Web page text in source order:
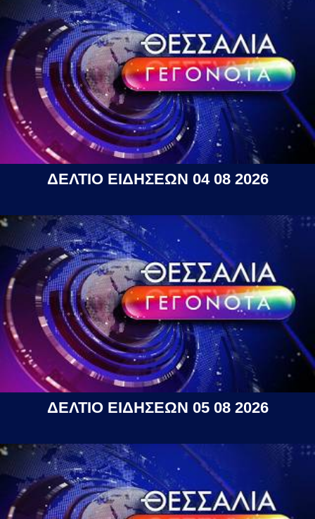
ΔΕΛΤΙΟ ΕΙΔΗΣΕΩΝ 04 08 2026
ΔΕΛΤΙΟ ΕΙΔΗΣΕΩΝ 05 08 2026